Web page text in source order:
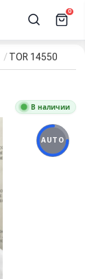
0
TOR 14550
В наличии
AUTO